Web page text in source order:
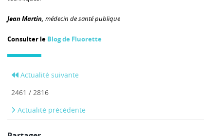
Jean Martin, médecin de santé publique
Consulter le Blog de Fluorette
Actualité suivante
2461 / 2816
Actualité précédente